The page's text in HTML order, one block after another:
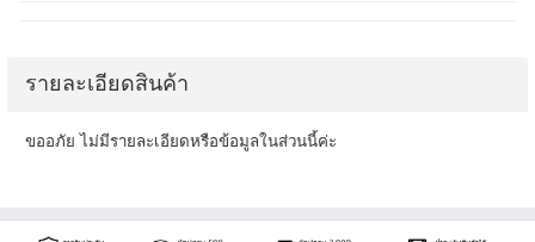
รายละเอียดสินค้า
ขออภัย ไม่มีรายละเอียดหรือข้อมูลในส่วนนี้ค่ะ